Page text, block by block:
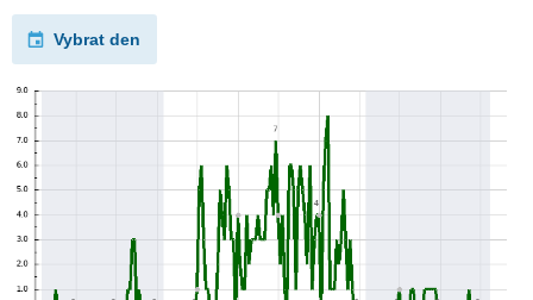
Vybrat den